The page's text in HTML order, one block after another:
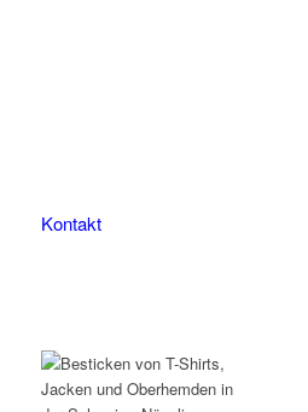
Kontakt